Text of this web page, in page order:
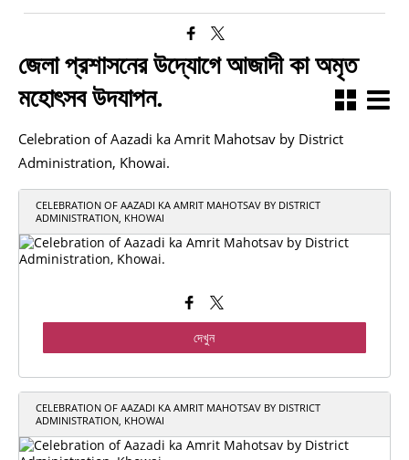
জেলা প্রশাসনের উদ্যোগে আজাদী কা অমৃত
মহোৎসব উদযাপন.
Celebration of Aazadi ka Amrit Mahotsav by District
Administration, Khowai.
CELEBRATION OF AAZADI KA AMRIT MAHOTSAV BY DISTRICT
ADMINISTRATION, KHOWAI
দেখুন
CELEBRATION OF AAZADI KA AMRIT MAHOTSAV BY DISTRICT
ADMINISTRATION, KHOWAI